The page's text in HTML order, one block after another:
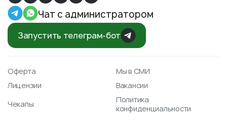
Чат с администратором
Запустить телеграм-бот
Оферта
Мы в СМИ
Лицензии
Вакансии
Чекапы
Политика
конфиденциальности